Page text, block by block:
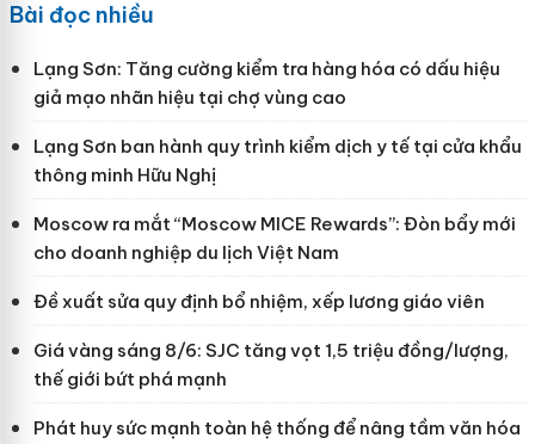
Bài đọc nhiều
Lạng Sơn: Tăng cường kiểm tra hàng hóa có dấu hiệu
giả mạo nhãn hiệu tại chợ vùng cao
Lạng Sơn ban hành quy trình kiểm dịch y tế tại cửa khẩu
thông minh Hữu Nghị
Moscow ra mắt “Moscow MICE Rewards”: Đòn bẩy mới
cho doanh nghiệp du lịch Việt Nam
Đề xuất sửa quy định bổ nhiệm, xếp lương giáo viên
Giá vàng sáng 8/6: SJC tăng vọt 1,5 triệu đồng/lượng,
thế giới bứt phá mạnh
Phát huy sức mạnh toàn hệ thống để nâng tầm văn hóa